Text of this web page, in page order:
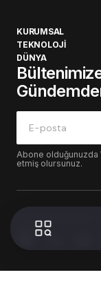
KURUMSAL
TEKNOLOJİ
DÜNYA
Abone olduğunuzda
etmiş olursunuz.
© 2024 WorldTurk.
Volion's